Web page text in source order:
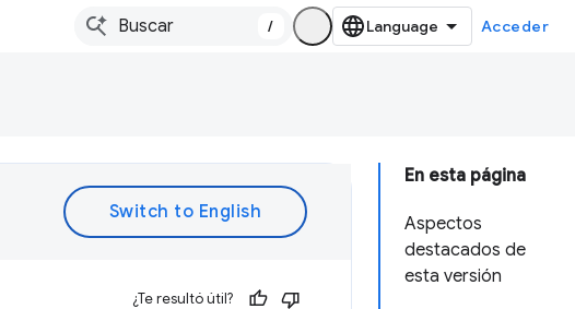
/ Acceder
En esta página
Aspectos
destacados de
esta versión
¿Te resultó útil?